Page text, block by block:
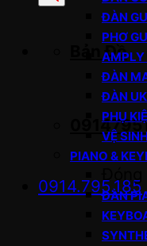
Bản Đồ
0914.795.185
ĐÀN
PHƠ
AMPLY
ĐÀN
ĐÀN
PHỤ
VỆ
PIANO &
ĐÀN